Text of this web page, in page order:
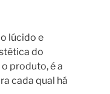
lúcido e
do
produto, é a
cada qual há